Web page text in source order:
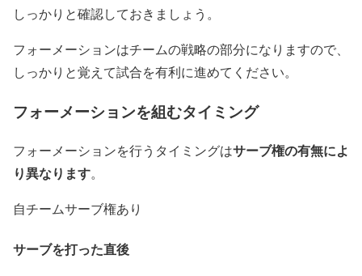
しっかりと確認しておきましょう。
フォーメーションはチームの戦略の部分になりますので、
しっかりと覚えて試合を有利に進めてください。
フォーメーションを組むタイミング
フォーメーションを行うタイミングはサーブ権の有無によ
り異なります。
自チームサーブ権あり
サーブを打った直後